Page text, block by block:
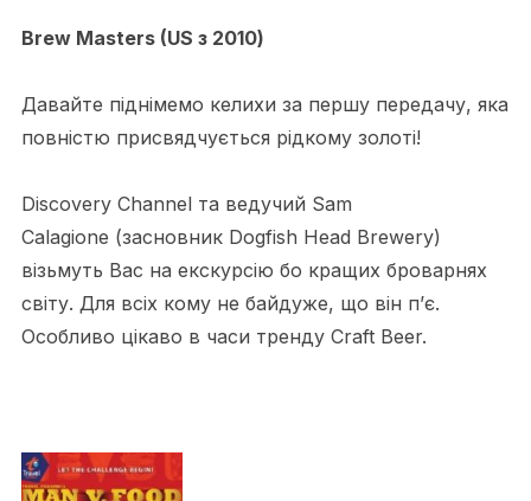
Brew Masters (US з 2010)
Давайте піднімемо келихи за першу передачу, яка
повністю присвядчується рідкому золоті!
Discovery Channel та ведучий Sam
Calagione (засновник Dogfish Head Brewery)
візьмуть Вас на екскурсію бо кращих броварнях
світу. Для всіх кому не байдуже, що він п’є.
Особливо цікаво в часи тренду Craft Beer.